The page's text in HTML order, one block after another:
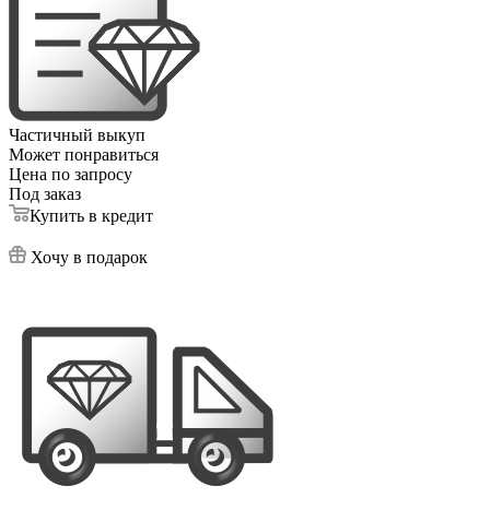
Частичный выкуп
Может понравиться
Цена по запросу
Под заказ
Купить в кредит
Хочу в подарок